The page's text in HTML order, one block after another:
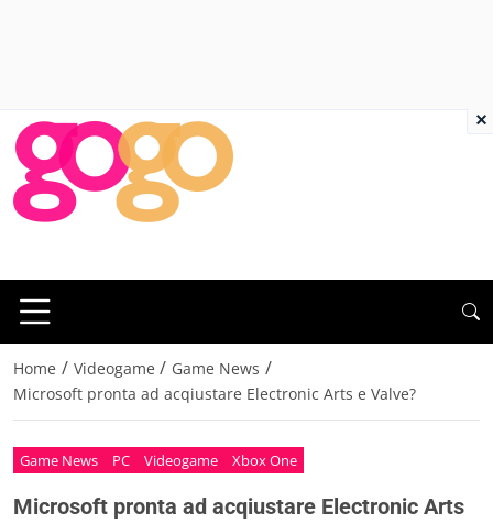
Home / Videogame / Game News /
Microsoft pronta ad acqiustare Electronic Arts e Valve?
Game News PC Videogame Xbox One
Microsoft pronta ad acqiustare Electronic Arts
×